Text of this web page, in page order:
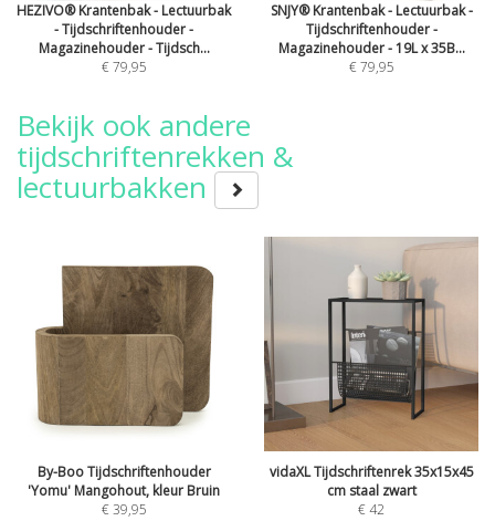
HEZIVO® Krantenbak - Lectuurbak
- Tijdschriftenhouder -
Magazinehouder - Tijdsch...
€ 79,95
SNJY® Krantenbak - Lectuurbak -
Tijdschriftenhouder -
Magazinehouder - 19L x 35B...
€ 79,95
Bekijk ook andere
tijdschriftenrekken &
lectuurbakken
By-Boo Tijdschriftenhouder
'Yomu' Mangohout, kleur Bruin
€39,95
vidaXL Tijdschriftenrek 35x15x45
cm staal zwart
€42